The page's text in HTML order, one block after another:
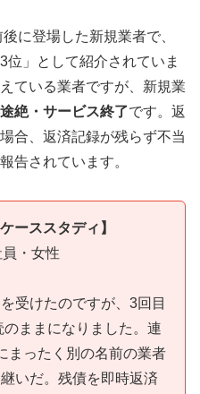
に登場した新規業者で、
」として紹介されていま
ている業者ですが、新規業
絶・サービス終了です。返
合、返済記録が残らず不当
告されています。
ーススタディ】
・女性
受けたのですが、3回目
ままになりました。連
まったく別の名前の業者
いだ。残債を即時返済